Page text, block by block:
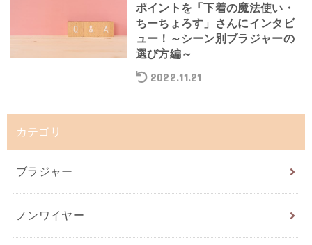
ポイントを「下着の魔法使い・
ちーちょろす」さんにインタビ
ュー！～シーン別ブラジャーの
選び方編～
2022.11.21
カテゴリ
ブラジャー
ノンワイヤー